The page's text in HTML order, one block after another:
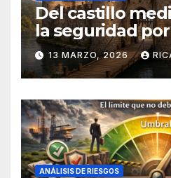
Del castillo
la seguridad
13 MARZO, 2026
ANÁLISIS DE RIESGOS